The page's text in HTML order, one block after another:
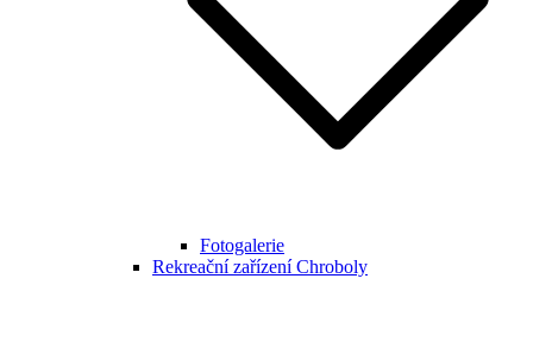
Fotogalerie
Rekreační zařízení Chroboly